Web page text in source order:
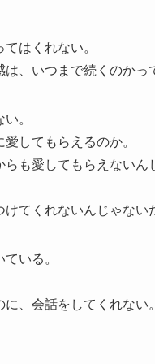
はくれない。
、いつまで続くのかっ
。
してもらえるのか。
も愛してもらえないん
てくれないんじゃない
いる。
、会話をしてくれない。